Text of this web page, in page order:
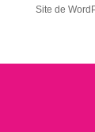
Site de